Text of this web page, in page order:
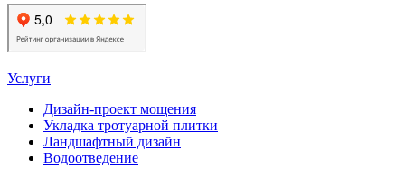
Услуги
Дизайн-проект мощения
Укладка тротуарной плитки
Ландшафтный дизайн
Водоотведение